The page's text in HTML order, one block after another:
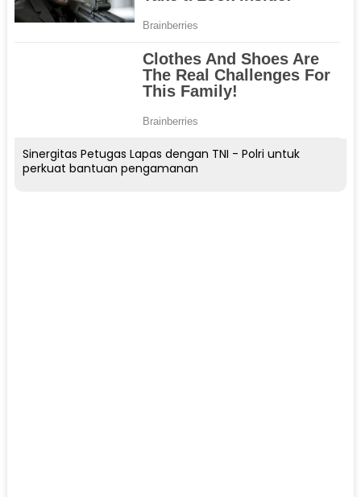
Sinergitas Petugas Lapas dengan TNI - Polri untuk
perkuat bantuan pengamanan